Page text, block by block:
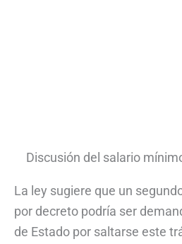
Discusión del salario
La ley sugiere que un
por decreto podría ser
de Estado por saltarse este